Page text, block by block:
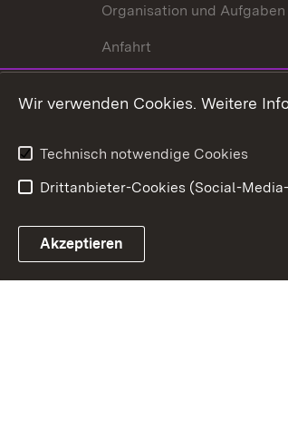
Organisation und Aufgaben
Anfahrt
Link zum Landesportal
Wir verwenden Cookies. Weitere
Technisch notwendige Cookies
Drittanbieter-Cookies (Social-
Akzeptieren